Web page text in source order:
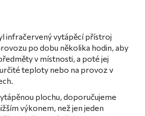
infračervený vytápěcí přístroj
po dobu několika hodin, aby
v místnosti, a poté jej
teploty nebo na provoz v
plochu, doporučujeme
výkonem, než jen jeden